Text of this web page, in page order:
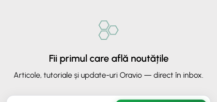
Fii primul care află noutățile
Articole, tutoriale și update-uri Oravio — direct în inbox.